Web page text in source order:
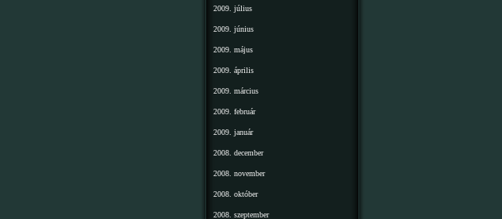
2009. július
2009. június
2009. május
2009. április
2009. március
2009. február
2009. január
2008. december
2008. november
2008. október
2008. szeptember